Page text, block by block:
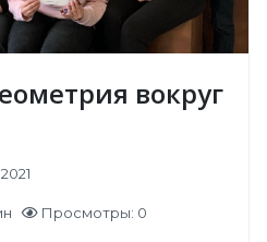
вокруг
Просмотры: 0